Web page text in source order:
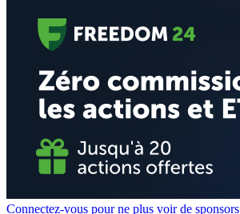
Connectez-vous pour ne plus voir de sponsors